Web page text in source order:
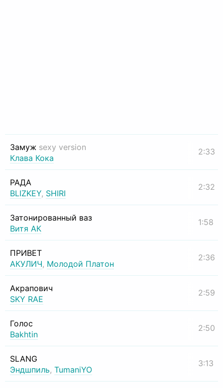
Замуж sexy version
Клава Кока
2:33
РАДА
BLIZKEY, SHIRI
2:32
Затонированный ваз
Витя АК
1:58
ПРИВЕТ
АКУЛИЧ, Молодой Платон
2:36
Акрапович
SKY RAE
2:59
Голос
Bakhtin
2:50
SLANG
Эндшпиль, TumaniYO
3:13